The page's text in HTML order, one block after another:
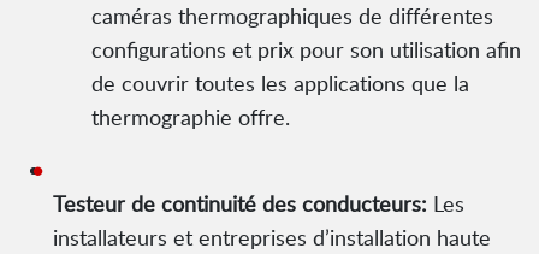
caméras thermographiques de différentes
configurations et prix pour son utilisation afin
de couvrir toutes les applications que la
thermographie offre.
Testeur de continuité des conducteurs: Les
installateurs et entreprises d’installation haute